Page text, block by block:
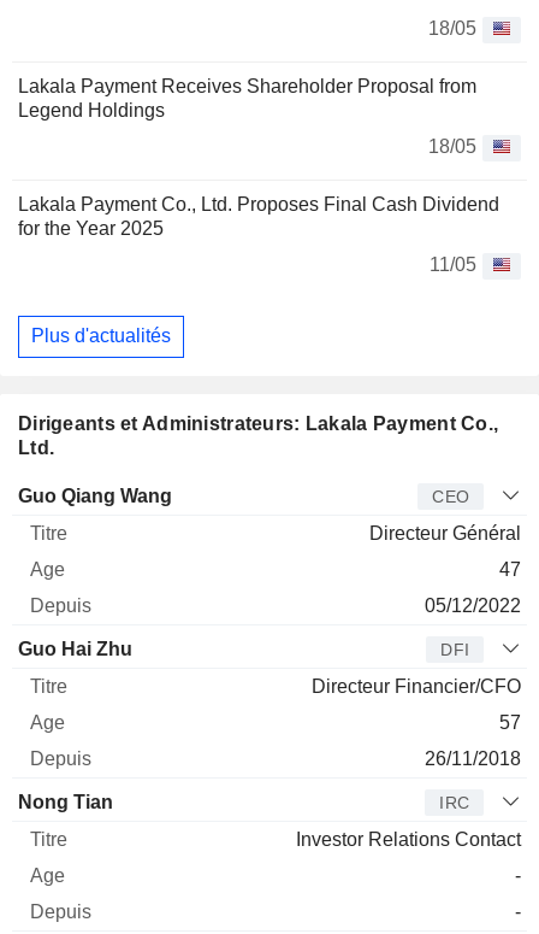
18/05
Lakala Payment Receives Shareholder Proposal from
Legend Holdings
18/05
Lakala Payment Co., Ltd. Proposes Final Cash Dividend
for the Year 2025
11/05
Plus d'actualités
Dirigeants et Administrateurs: Lakala Payment Co.,
Ltd.
Dirigeant Titre Age
Guo Qiang Wang CEO
Directeur Général
47
05/12/2022
Guo Hai Zhu DFI
Directeur Financier/CFO
57
26/11/2018
Nong Tian IRC
Investor Relations Contact
-
-